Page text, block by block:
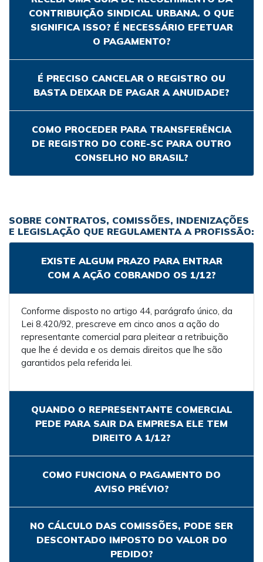
CONTRIBUIÇÃO SINDICAL URBANA. O QUE
SIGNIFICA ISSO? É NECESSÁRIO EFETUAR
O PAGAMENTO?
É PRECISO CANCELAR O REGISTRO OU
BASTA DEIXAR DE PAGAR A ANUIDADE?
COMO PROCEDER PARA TRANSFERÊNCIA
DE REGISTRO DO CORE-SC PARA OUTRO
CONSELHO NO BRASIL?
SOBRE CONTRATOS, COMISSÕES, INDENIZAÇÕES
E LEGISLAÇÃO QUE REGULAMENTA A PROFISSÃO:
EXISTE ALGUM PRAZO PARA ENTRAR
COM A AÇÃO COBRANDO OS 1/12?
Conforme disposto no artigo 44, parágrafo único, da
Lei 8.420/92, prescreve em cinco anos a ação do
representante comercial para pleitear a retribuição
que lhe é devida e os demais direitos que lhe são
garantidos pela referida lei.
QUANDO O REPRESENTANTE COMERCIAL
PEDE PARA SAIR DA EMPRESA ELE TEM
DIREITO A 1/12?
COMO FUNCIONA O PAGAMENTO DO
AVISO PRÉVIO?
NO CÁLCULO DAS COMISSÕES, PODE SER
DESCONTADO IMPOSTO DO VALOR DO
PEDIDO?